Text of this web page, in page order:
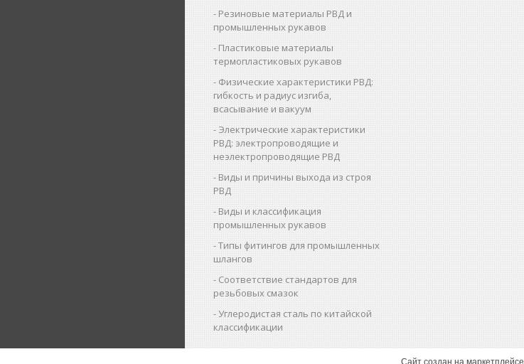
Резиновые материалы РВД и
промышленных рукавов
Пластиковые материалы
термопластиковых рукавов
Физические характеристики РВД:
гибкость и радиус изгиба,
всасывание и вакуум
Электрические характеристики
РВД: электропроводящие и
неэлектропроводящие РВД
Виды и причины выхода из строя
РВД
Виды и классификация
промышленных рукавов
Типы фитингов для промышленных
шлангов
Соответствие стандартов для
резьбовых смазок
Углеродистая сталь по китайской
классификации
Сайт создан на маркетплейсе